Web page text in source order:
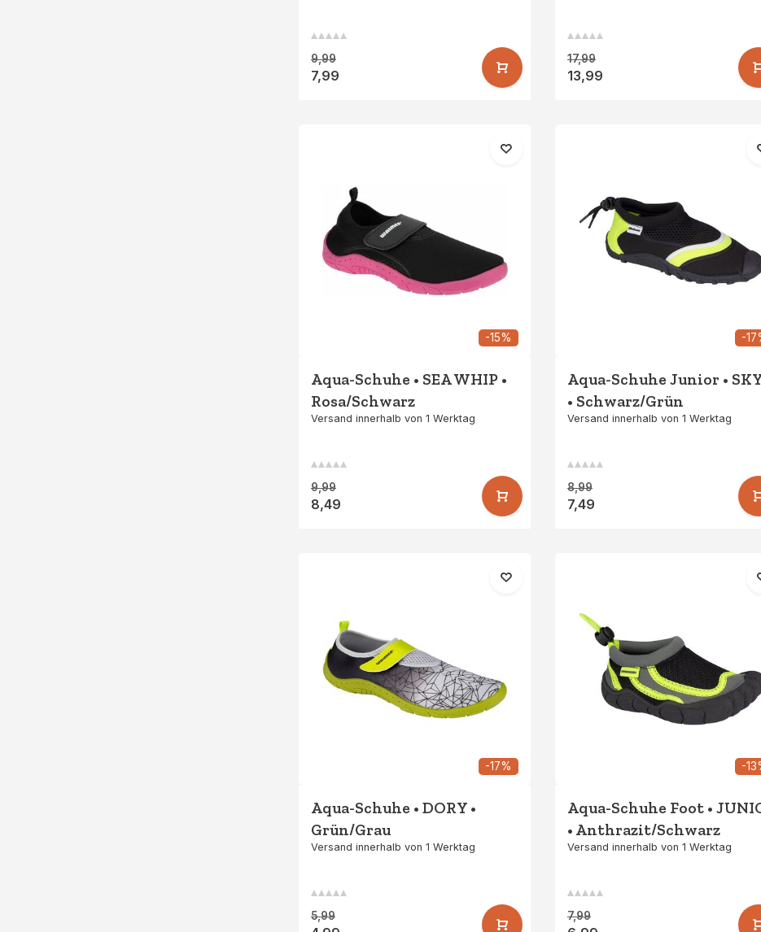
9,99
7,99
17,99
13,99
-15%
Aqua-Schuhe • SEA WHIP •
Rosa/Schwarz
Versand innerhalb von 1 Werktag
9,99
8,49
-
Aqua-Schuhe Junior •
• Schwarz/Grün
Versand innerhalb von 1 Werktag
8,99
7,49
-17%
Aqua-Schuhe • DORY •
Grün/Grau
Versand innerhalb von 1 Werktag
5,99
-
Aqua-Schuhe Foot •
• Anthrazit/Schwarz
Versand innerhalb von 1 Werktag
7,99